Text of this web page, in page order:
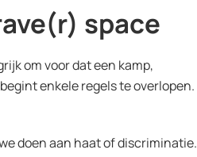
space
om voor dat een kamp,
enkele regels te overlopen.
doen aan haat of discriminatie.